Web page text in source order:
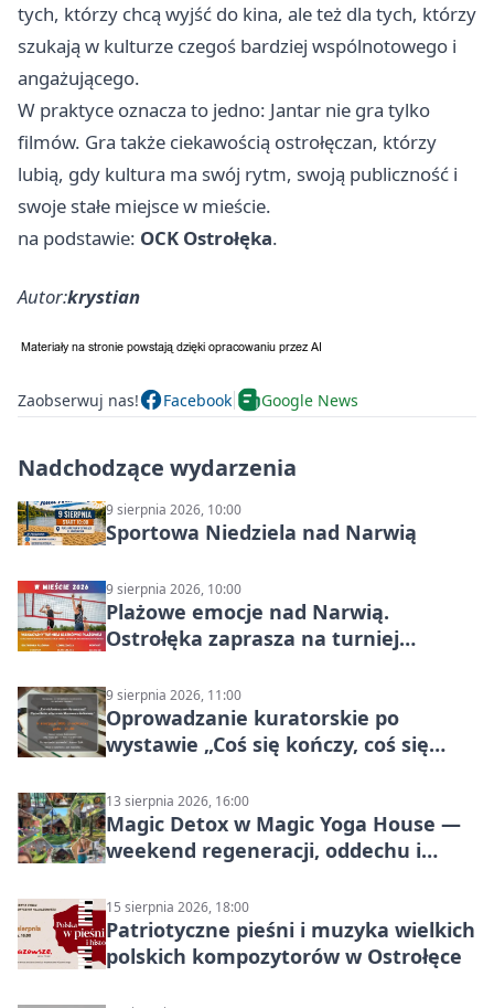
tych, którzy chcą wyjść do kina, ale też dla tych, którzy
szukają w kulturze czegoś bardziej wspólnotowego i
angażującego.
W praktyce oznacza to jedno: Jantar nie gra tylko
filmów. Gra także ciekawością ostrołęczan, którzy
lubią, gdy kultura ma swój rytm, swoją publiczność i
swoje stałe miejsce w mieście.
na podstawie: OCK Ostrołęka.
Autor:krystian
Zaobserwuj nas! Facebook Google News
Nadchodzące wydarzenia
9 sierpnia 2026, 10:00
Sportowa Niedziela nad Narwią
9 sierpnia 2026, 10:00
Plażowe emocje nad Narwią.
Ostrołęka zaprasza na turniej
9 sierpnia 2026, 11:00
Oprowadzanie kuratorskie po
wystawie „Coś się kończy, coś się
Mazowsza do Korony”
13 sierpnia 2026, 16:00
Magic Detox w Magic Yoga House —
weekend regeneracji, oddechu i
15 sierpnia 2026, 18:00
Patriotyczne pieśni i muzyka wielkich
polskich kompozytorów w Ostrołęce